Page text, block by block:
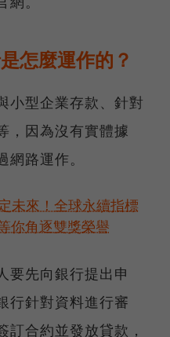
怎麼運作的？
小型企業存款、針對
，因為沒有實體據
路運作。
未來！全球永續指標
你角逐雙獎榮譽
要先向銀行提出申
行針對資料進行審
訂合約並發放貸款，